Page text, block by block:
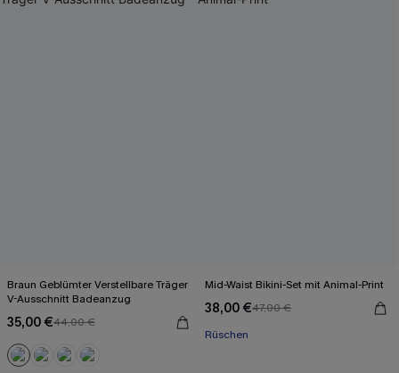
Braun Geblümter Verstellbare Träger
V-Ausschnitt Badeanzug
35,00 €44,00 €
Mid-Waist Bikini-Set mit Animal-Print
38,00 €47,00 €
Rüschen